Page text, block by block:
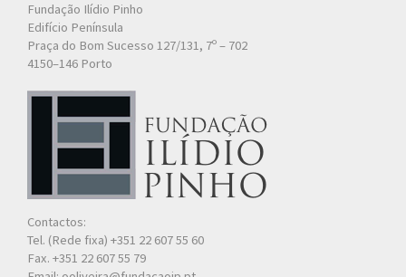
Fundação Ilídio Pinho
Edifício Península
Praça do Bom Sucesso 127/131, 7º – 702
4150–146 Porto
Contactos:
Tel. (Rede fixa) +351 22 607 55 60
Fax. +351 22 607 55 79